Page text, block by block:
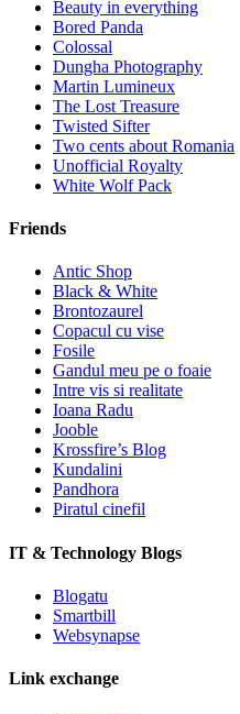
Beauty in everything
Bored Panda
Colossal
Dungha Photography
Martin Lumineux
The Lost Treasure
Twisted Sifter
Two cents about Romania
Unofficial Royalty
White Wolf Pack
Friends
Antic Shop
Black & White
Brontozaurel
Copacul cu vise
Fosile
Gandul meu pe o foaie
Intre vis si realitate
Ioana Radu
Jooble
Krossfire’s Blog
Kundalini
Pandhora
Piratul cinefil
IT & Technology Blogs
Blogatu
Smartbill
Websynapse
Link exchange